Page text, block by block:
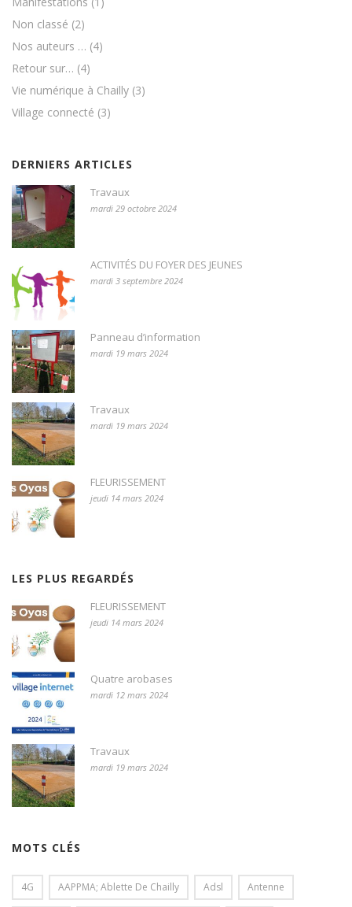
Non classé (2)
Nos auteurs … (4)
Retour sur… (4)
Vie numérique à Chailly (3)
Village connecté (3)
DERNIERS ARTICLES
Travaux
mardi 29 octobre 2024
ACTIVITÉS DU FOYER DES JEUNES
mardi 3 septembre 2024
Panneau d’information
mardi 19 mars 2024
Travaux
mardi 19 mars 2024
FLEURISSEMENT
jeudi 14 mars 2024
LES PLUS REGARDÉS
FLEURISSEMENT
jeudi 14 mars 2024
Quatre arobases
mardi 12 mars 2024
Travaux
mardi 19 mars 2024
MOTS CLÉS
4G AAPPMA; Ablette De Chailly Adsl Antenne